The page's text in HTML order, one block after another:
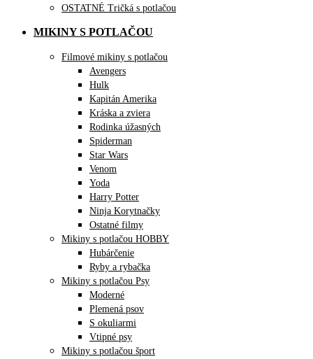
OSTATNÉ Tričká s potlačou
MIKINY S POTLAČOU
Filmové mikiny s potlačou
Avengers
Hulk
Kapitán Amerika
Kráska a zviera
Rodinka úžasných
Spiderman
Star Wars
Venom
Yoda
Harry Potter
Ninja Korytnačky
Ostatné filmy
Mikiny s potlačou HOBBY
Hubárčenie
Ryby a rybačka
Mikiny s potlačou Psy
Moderné
Plemená psov
S okuliarmi
Vtipné psy
Mikiny s potlačou šport